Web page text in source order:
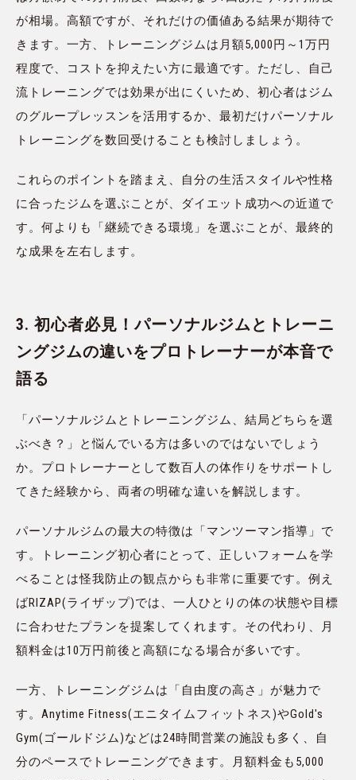
が相場。高額ですが、それだけの価値ある結果が期待で
きます。一方、トレーニングジムは月額5,000円～1万円
程度で、コストを抑えたい方に最適です。ただし、自己
流トレーニングでは効果が出にくいため、初心者はジム
のグループレッスンを活用するか、最初だけパーソナル
トレーニングを数回受けることも検討しましょう。
これらのポイントを踏まえ、自分の生活スタイルや性格
に合ったジムを選ぶことが、ダイエット成功への近道で
す。何よりも「継続できる環境」を選ぶことが、最終的
な成果を左右します。
3. 初心者必見！パーソナルジムとトレーニ
ングジムの違いをプロトレーナーが本音で
語る
「パーソナルジムとトレーニングジム、結局どちらを選
ぶべき？」と悩んでいる方は多いのではないでしょう
か。プロトレーナーとして数百人の体作りをサポートし
てきた経験から、両者の明確な違いを解説します。
パーソナルジムの最大の特徴は「マンツーマン指導」で
す。トレーニング初心者にとって、正しいフォームを学
べることは怪我防止の観点からも非常に重要です。例え
ばRIZAP(ライザップ)では、一人ひとりの体の状態や目標
に合わせたプランを提案してくれます。その代わり、月
額料金は10万円前後と高額になる場合が多いです。
一方、トレーニングジムは「自由度の高さ」が魅力で
す。Anytime Fitness(エニタイムフィットネス)やGold's
Gym(ゴールドジム)などは24時間営業の施設も多く、自
分のペースでトレーニングできます。月額料金も5,000